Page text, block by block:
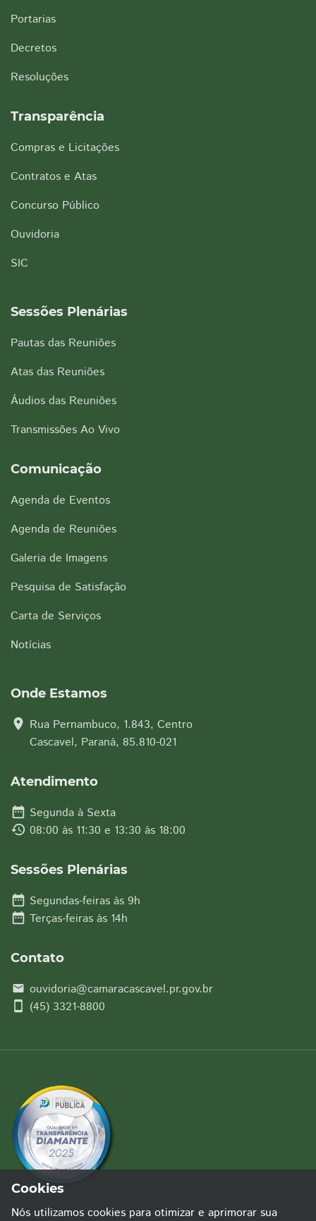
Portarias
Decretos
Resoluções
Transparência
Compras e Licitações
Contratos e Atas
Concurso Público
Ouvidoria
SIC
Sessões Plenárias
Pautas das Reuniões
Atas das Reuniões
Áudios das Reuniões
Transmissões Ao Vivo
Comunicação
Agenda de Eventos
Agenda de Reuniões
Galeria de Imagens
Pesquisa de Satisfação
Carta de Serviços
Notícias
Onde Estamos
location_on Rua Pernambuco, 1.843, Centro
Cascavel, Paraná, 85.810-021
Atendimento
date_range Segunda à Sexta
history 08:00 às 11:30 e 13:30 às 18:00
Sessões Plenárias
date_range Segundas-feiras às 9h
date_range Terças-feiras às 14h
Contato
email ouvidoria@camaracascavel.pr.gov.br
smartphone (45) 3321-8800
Cookies
Nós utilizamos cookies para otimizar e aprimorar sua